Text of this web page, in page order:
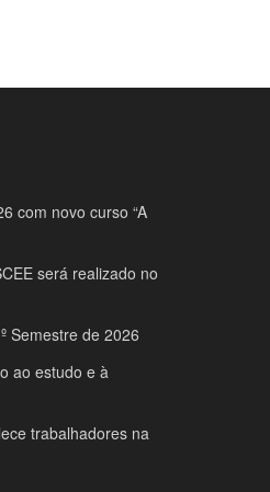
com novo curso “A
será realizado no
Semestre de 2026
ao estudo e à
trabalhadores na